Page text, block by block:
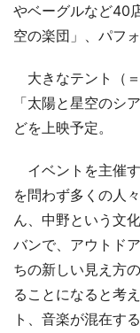
やベーグルなど40
空の楽団」、パフ
大きなテント（
「太陽と星空のシ
どを上映予定。
イベントを主催
を問わず多くの人
ん、中野という文
バンで、アウトド
ちの新しい見え方
ることになると考
ト、音楽が混在す